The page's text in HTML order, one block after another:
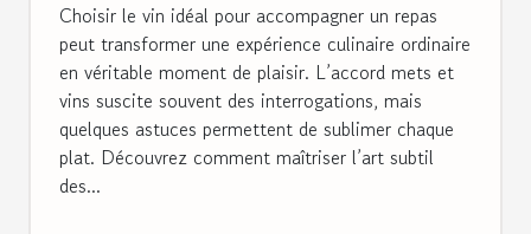
Choisir le vin idéal pour accompagner un repas
peut transformer une expérience culinaire ordinaire
en véritable moment de plaisir. L’accord mets et
vins suscite souvent des interrogations, mais
quelques astuces permettent de sublimer chaque
plat. Découvrez comment maîtriser l’art subtil
des...